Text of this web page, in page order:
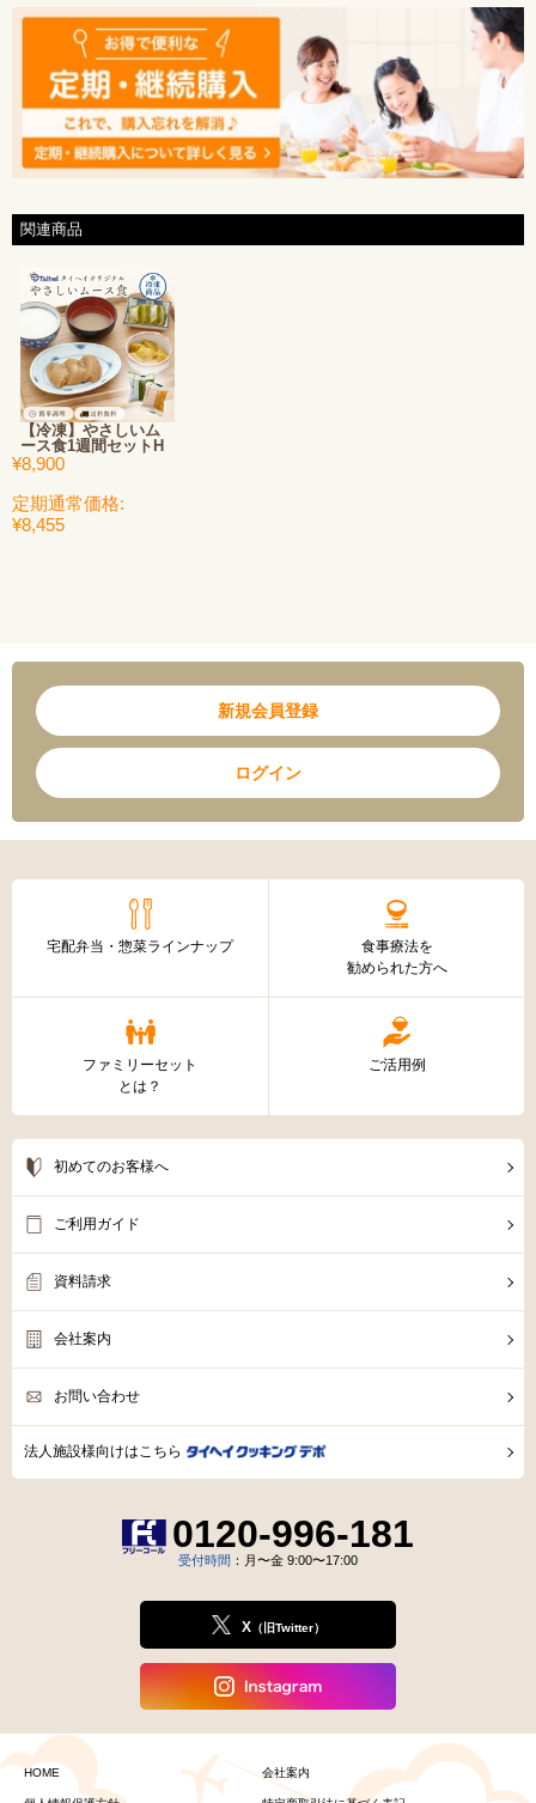
電子レンジ・沸騰したお湯での加熱は厳禁です。
65℃以上になるとムースが溶けてしまい、本来の食べやすさが損
なわれます。
注意事項
す。消費者庁による特別用途食品（えん下困難者用食品）の表示
許可を受けたものではありません。ご利用にあたっては、医師や
専門家にご相談ください。
噛む力、飲む込む力には個人差がありますので、お召し上がりの
際はご注意いただき、必要に応じて主治医または、言語聴覚士・
管理栄養士などの専門家にご相談の上ご利用下さい。
少しでも嚥下障害があるお客様は、お召し上がりになる場合、の
どに詰まらせたり、むせないように十分にご注意ください。
食事の介助をされる方は、食べ終わるまで見守ってください。
召し上がる方の状態に合わせた大きさでご使用ください。
アレルギー表示については、お弁当の表示ラベルをご確認くださ
お届けは「ムース食（1品1袋の個包装）」となります。
写真の色合いは、ご覧の端末や画面設定により、実物と異なる場
合がございます。あらかじめご了承ください。
※こちらの商品は出荷場所が異なるため、同一温度帯でも冷凍弁当・冷凍惣菜
等とは一緒にご購入できませんのでご了承ください。
味付け済みのため流水解凍するだけでおいしいムース味をお楽しみいただけま
関連商品
【冷凍】やさしいム
ース食1週間セットH
¥8,900
定期通常価格:
¥8,455
新規会員登録
ログイン
宅配弁当・惣菜ラインナップ
食事療法を
勧められた方へ
ファミリーセット
とは？
ご活用例
初めてのお客様へ
ご利用ガイド
資料請求
会社案内
お問い合わせ
法人施設様向けはこちら
0120-996-181
受付時間 ：月〜金 9:00〜17:00
X （旧Twitter）
HOME 会社案内